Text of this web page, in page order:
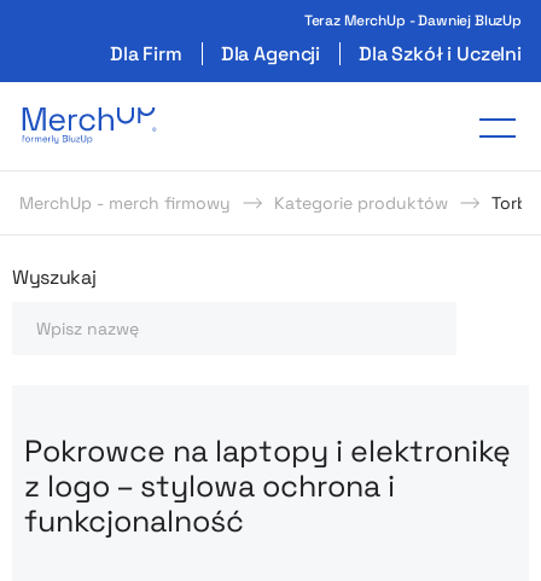
Teraz MerchUp - Dawniej BluzUp
Dla Firm Dla Agencji Dla Szkół i Uczelni
Odzież reklamowa z nadrukiem i gadżety
MerchUp - merch firmowy Kategorie produktów
Odzież reklamowa z
Wyszukaj
Pokrowce na laptopy i elektronikę
z logo – stylowa ochrona i
funkcjonalność